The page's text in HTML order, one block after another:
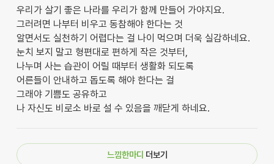
우리가 살기 좋은 나라를 우리가 함께 만들어 가야지요.
그러려면 나부터 비우고 동참해야 한다는 것
알면서도 실천하기 어렵다는 걸 나이 먹으며 더욱 실감하네요.
눈치 보지 말고 형편대로 편하게 작은 것부터,
나누며 사는 습관이 어릴 때부터 생활화 되도록
어른들이 안내하고 돕도록 해야 한다는 걸
그래야 기쁨도 공유하고
나 자신도 비로소 바로 설 수 있음을 깨닫게 하네요.
느낌한마디 더보기